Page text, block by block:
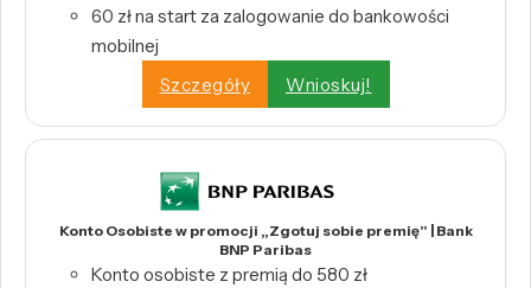
60 zł na start za zalogowanie do bankowości
mobilnej
Szczegóły
Wnioskuj!
Konto Osobiste w promocji „Zgotuj sobie premię” | Bank
BNP Paribas
Konto osobiste z premią do 580 zł